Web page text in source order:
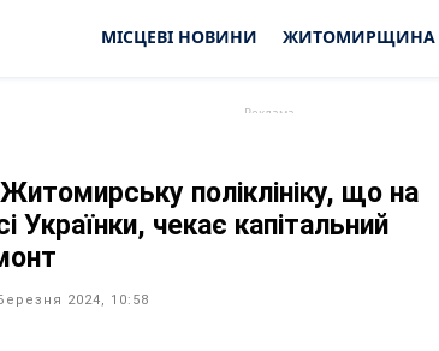
МІСЦЕВІ НОВИНИ ЖИТОМИРЩИНА
поліклініку, що на
Українки, чекає капітальний
2024, 10:58